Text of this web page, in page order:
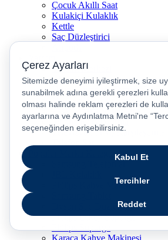
Çocuk Akıllı Saat
Kulakiçi Kulaklık
Kettle
Saç Düzleştirici
Yardım Merkezi
İşlem Rehberi
Ürün Güvenliği Temas Noktası
Nasıl İade Edebilirim?
Pasaj Sipariş Sorgulama
iPhone Karşılaştırma
Televizyon (TV) Karşılaştırma
Popüler Marka Kategoriler
Philips Kahve Makinesi
Dyson Saç Düzleştirici
Philips Dikey Süpürge
Karaca Kahve Makinesi